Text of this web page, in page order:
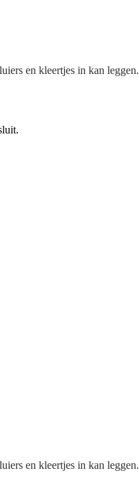
en kleertjes in kan leggen.
en kleertjes in kan leggen.